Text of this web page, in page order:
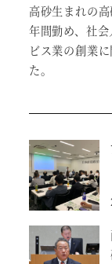
高砂生まれの
年間勤め、社
ビス業の創業
た。